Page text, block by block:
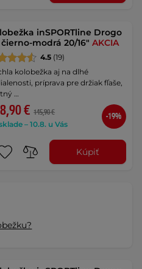
inSPORTline Drogo
čierno-modrá 20/16"AKCIA
4.5 (19)
kolobežka aj na dlhé
príprava pre držiak fľaše,
…
€ 145,90 €
– 10.8. u Vás
-19%
Kúpiť